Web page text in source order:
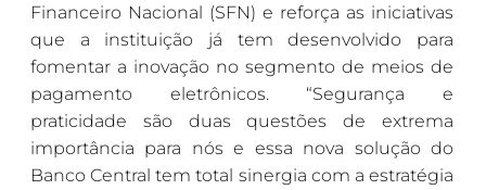
Financeiro Nacional (SFN) e reforça as iniciativas
que a instituição já tem desenvolvido para
fomentar a inovação no segmento de meios de
pagamento eletrônicos. “Segurança e
praticidade são duas questões de extrema
importância para nós e essa nova solução do
Banco Central tem total sinergia com a estratégia